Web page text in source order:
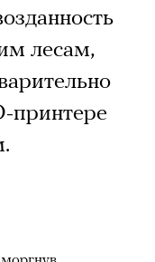
лесам,
принтере